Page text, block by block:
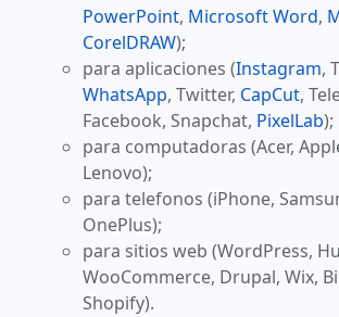
PowerPoint, Microsoft Word,
CorelDRAW);
para aplicaciones (Instagram,
WhatsApp, Twitter, CapCut,
Facebook, Snapchat, PixelLab);
para computadoras (Acer,
Lenovo);
para telefonos (iPhone,
OnePlus);
para sitios web (WordPress,
WooCommerce, Drupal, Wix,
Shopify).